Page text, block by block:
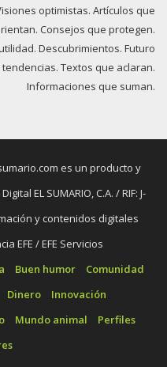
optimistas. Artículos que
Consejos que protegen.
Descubrimientos. Futuro
Textos que aclaran.
Informaciones que suman.
es un producto y
EL SUMARIO, C.A. / RIF: J-
y contenidos digitales
EFE / EFE Servicios
Buen humor
Comunidad
Dinero
Innovación
Mundo animal
Perfiles